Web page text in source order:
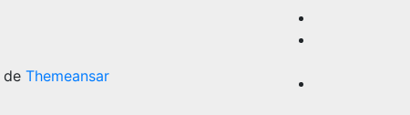
de Themeansar